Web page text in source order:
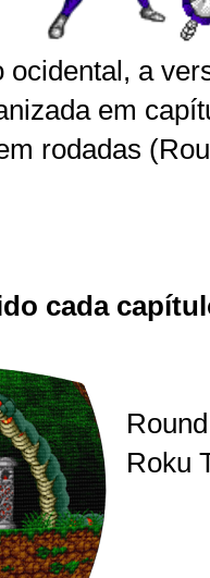
ocidental, a
em
rodadas
cada
Roku